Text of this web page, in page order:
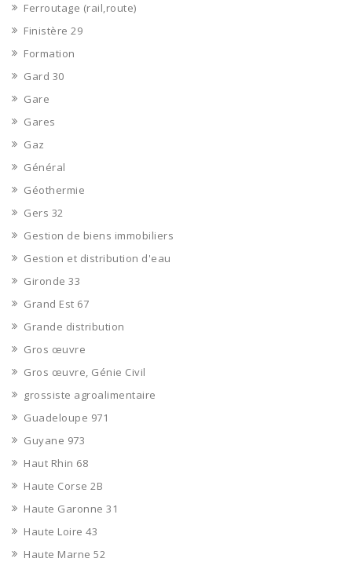
Ferroutage (rail,route)
Finistère 29
Formation
Gard 30
Gare
Gares
Gaz
Général
Géothermie
Gers 32
Gestion de biens immobiliers
Gestion et distribution d'eau
Gironde 33
Grand Est 67
Grande distribution
Gros œuvre
Gros œuvre, Génie Civil
grossiste agroalimentaire
Guadeloupe 971
Guyane 973
Haut Rhin 68
Haute Corse 2B
Haute Garonne 31
Haute Loire 43
Haute Marne 52